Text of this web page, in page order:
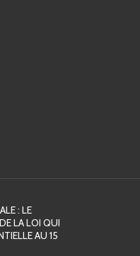
: LE
LA LOI QUI
AU 15